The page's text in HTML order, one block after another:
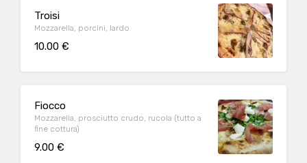
Troisi
Mozzarella, porcini, lardo
10.00 €
Fiocco
Mozzarella, prosciutto crudo, rucola (tutto a
fine cottura)
9.00 €